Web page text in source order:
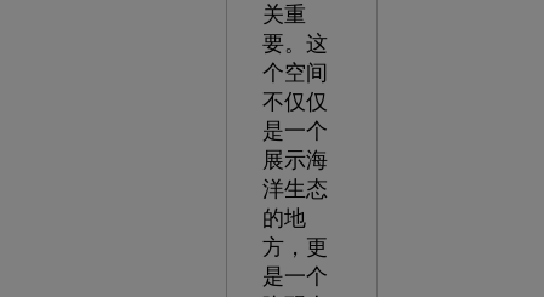
关重
要。这
个空间
不仅仅
是一个
展示海
洋生态
的地
方，更
是一个